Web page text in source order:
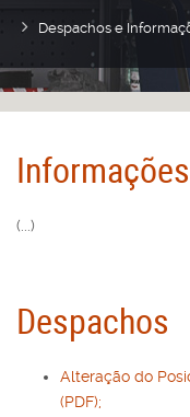
Despachos e
Informações
(...)
Despachos
Alteração do
(PDF);